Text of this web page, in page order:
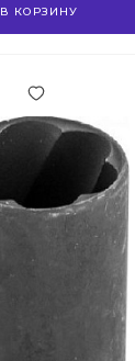
В КОРЗИНУ